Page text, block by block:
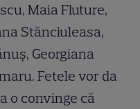
Maia Fluture,
Stănciuleasa,
Georgiana
Fetele vor da
o convinge că